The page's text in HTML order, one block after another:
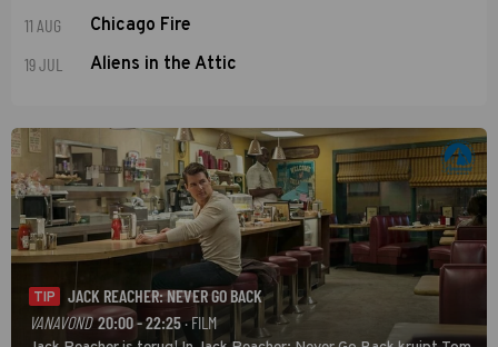
11 AUG Chicago Fire
19 JUL Aliens in the Attic
TIP
JACK REACHER: NEVER GO BACK
VANAVOND 20:00 - 22:25 · FILM